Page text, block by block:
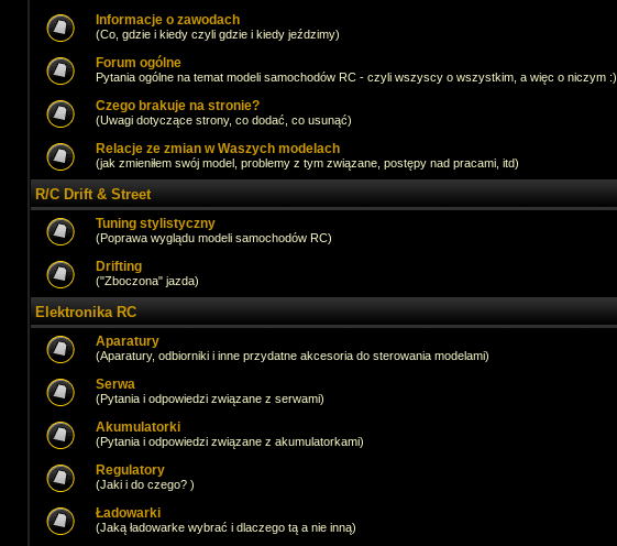
Informacje o zawodach
(Co, gdzie i kiedy czyli gdzie i kiedy jeździmy)
Forum ogólne
Pytania ogólne na temat modeli samochodów RC - czyli wszyscy o wszystkim, a więc o niczym :)
Czego brakuje na stronie?
(Uwagi dotyczące strony, co dodać, co usunąć)
Relacje ze zmian w Waszych modelach
(jak zmieniłem swój model, problemy z tym związane, postępy nad pracami, itd)
R/C Drift & Street
Tuning stylistyczny
(Poprawa wyglądu modeli samochodów RC)
Drifting
("Zboczona" jazda)
Elektronika RC
Aparatury
(Aparatury, odbiorniki i inne przydatne akcesoria do sterowania modelami)
Serwa
(Pytania i odpowiedzi związane z serwami)
Akumulatorki
(Pytania i odpowiedzi związane z akumulatorkami)
Regulatory
(Jaki i do czego? )
Ładowarki
(Jaką ładowarke wybrać i dlaczego tą a nie inną)